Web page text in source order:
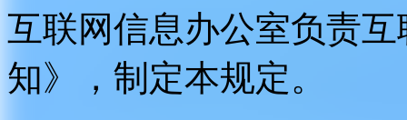
互联网信息办公室负责
知》，制定本规定。